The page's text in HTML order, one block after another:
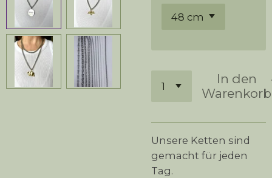
In den
Warenkorb
Unsere Ketten sind
gemacht für jeden
Tag.